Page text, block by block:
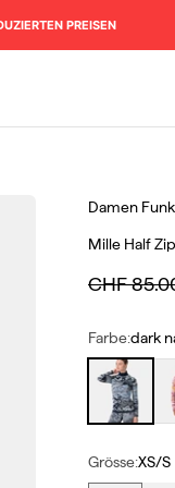
PREISEN
Damen
Mille Half Zip
CHF
Farbe:dark
dark navy
Grösse:XS/S